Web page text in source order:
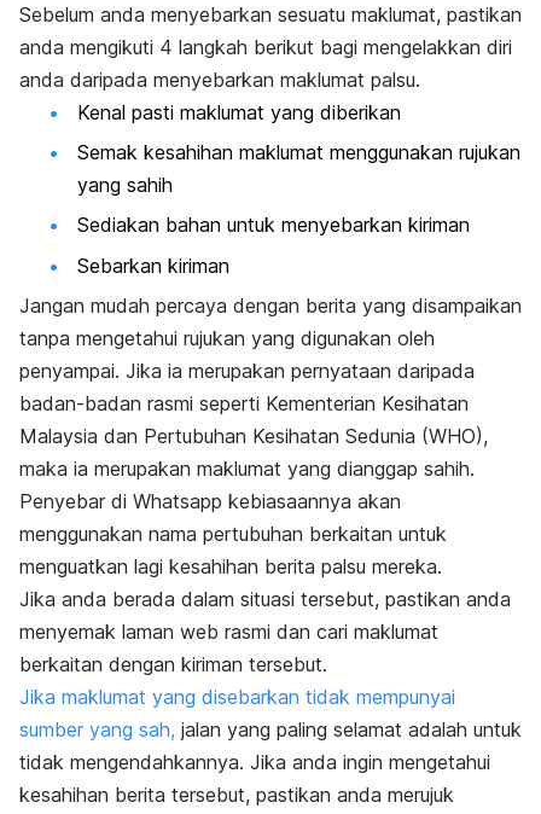
Sebelum anda menyebarkan sesuatu maklumat, pastikan
anda mengikuti 4 langkah berikut bagi mengelakkan diri
anda daripada menyebarkan maklumat palsu.
Kenal pasti maklumat yang diberikan
Semak kesahihan maklumat menggunakan rujukan
yang sahih
Sediakan bahan untuk menyebarkan kiriman
Sebarkan kiriman
Jangan mudah percaya dengan berita yang disampaikan
tanpa mengetahui rujukan yang digunakan oleh
penyampai. Jika ia merupakan pernyataan daripada
badan-badan rasmi seperti Kementerian Kesihatan
Malaysia dan Pertubuhan Kesihatan Sedunia (WHO),
maka ia merupakan maklumat yang dianggap sahih.
Penyebar di Whatsapp kebiasaannya akan
menggunakan nama pertubuhan berkaitan untuk
menguatkan lagi kesahihan berita palsu mereka.
Jika anda berada dalam situasi tersebut, pastikan anda
menyemak laman web rasmi dan cari maklumat
berkaitan dengan kiriman tersebut.
Jika maklumat yang disebarkan tidak mempunyai
sumber yang sah, jalan yang paling selamat adalah untuk
tidak mengendahkannya. Jika anda ingin mengetahui
kesahihan berita tersebut, pastikan anda merujuk